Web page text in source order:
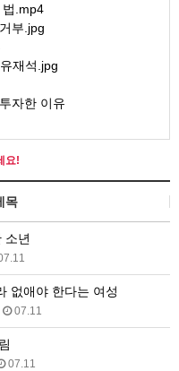
법.mp4
부.jpg
재석.jpg
자한 이유
요!
목
소년
없애야 한다는 여성
07.11
07.11